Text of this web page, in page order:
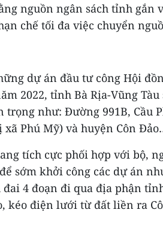
nguồn ngân sách tỉnh gắn
chế tối đa việc chuyển
dự án đầu tư công Hội
2022, tỉnh Bà Rịa-Vũng
trọng như: Đường 991B, Cầu
xã Phú Mỹ) và huyện Côn
tích cực phối hợp với bộ,
sớm khởi công các dự án
4 đoạn đi qua địa phận
kéo điện lưới từ đất liền ra